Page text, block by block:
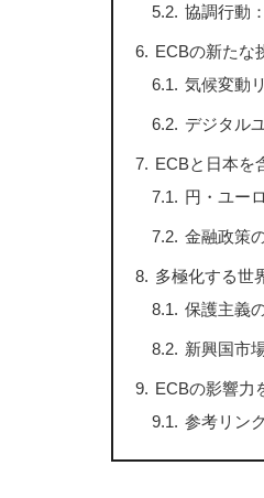
協調行動
ECBの新たな
気候変動
デジタル
ECBと日本を
円・ユー
金融政策
多極化する世
保護主義
新興国市
ECBの影響力
参考リン